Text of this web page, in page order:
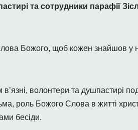
та сотрудники парафії
Божого, щоб кожен знайшов у
волонтери та душпастирі
роль Божого Слова в житті
бесіди.